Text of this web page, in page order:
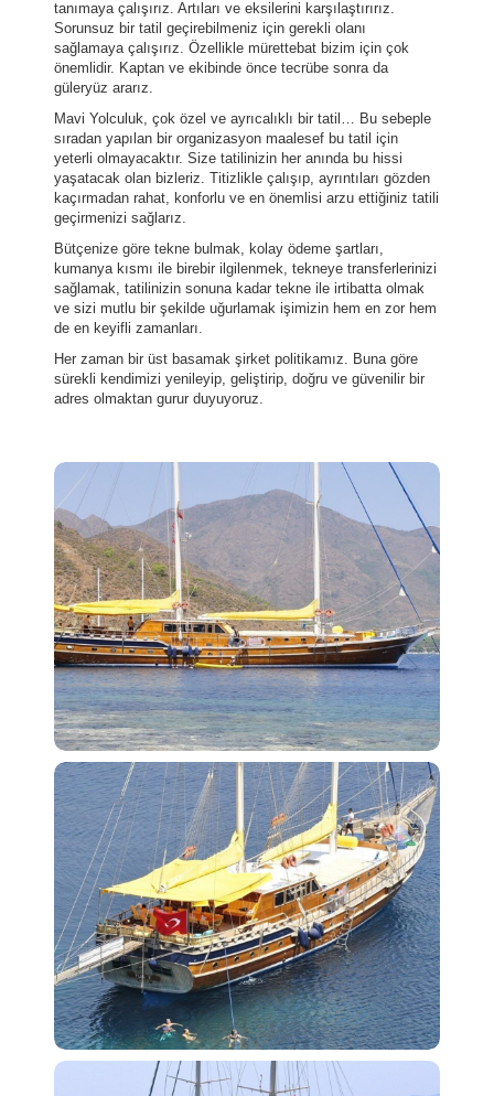
tanımaya çalışırız. Artıları ve eksilerini karşılaştırırız.
Sorunsuz bir tatil geçirebilmeniz için gerekli olanı
sağlamaya çalışırız. Özellikle mürettebat bizim için çok
önemlidir. Kaptan ve ekibinde önce tecrübe sonra da
güleryüz ararız.
Mavi Yolculuk, çok özel ve ayrıcalıklı bir tatil… Bu sebeple
sıradan yapılan bir organizasyon maalesef bu tatil için
yeterli olmayacaktır. Size tatilinizin her anında bu hissi
yaşatacak olan bizleriz. Titizlikle çalışıp, ayrıntıları gözden
kaçırmadan rahat, konforlu ve en önemlisi arzu ettiğiniz tatili
geçirmenizi sağlarız.
Bütçenize göre tekne bulmak, kolay ödeme şartları,
kumanya kısmı ile birebir ilgilenmek, tekneye transferlerinizi
sağlamak, tatilinizin sonuna kadar tekne ile irtibatta olmak
ve sizi mutlu bir şekilde uğurlamak işimizin hem en zor hem
de en keyifli zamanları.
Her zaman bir üst basamak şirket politikamız. Buna göre
sürekli kendimizi yenileyip, geliştirip, doğru ve güvenilir bir
adres olmaktan gurur duyuyoruz.